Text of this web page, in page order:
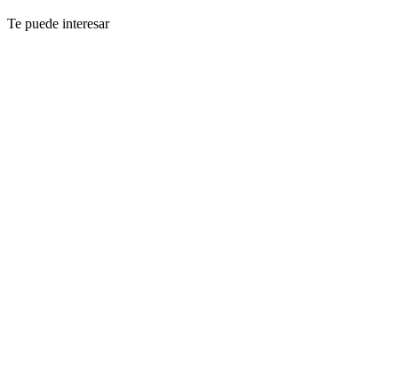
Te puede interesar